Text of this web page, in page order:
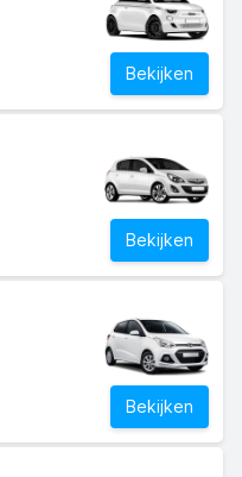
Bekijken
Bekijken
Bekijken